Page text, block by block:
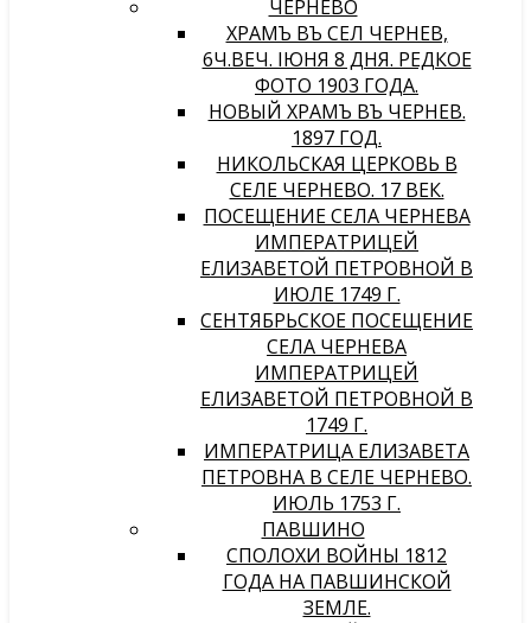
ЧЕРНЕВО
ХРАМЪ ВЪ СЕЛѢ ЧЕРНЕВѢ,
6Ч.ВЕЧ. IЮНЯ 8 ДНЯ. РЕДКОЕ
ФОТО 1903 ГОДА.
НОВЫЙ ХРАМЪ ВЪ ЧЕРНЕВѢ.
1897 ГОД.
НИКОЛЬСКАЯ ЦЕРКОВЬ В
СЕЛЕ ЧЕРНЕВО. 17 ВЕК.
ПОСЕЩЕНИЕ СЕЛА ЧЕРНЕВА
ИМПЕРАТРИЦЕЙ
ЕЛИЗАВЕТОЙ ПЕТРОВНОЙ В
ИЮЛЕ 1749 Г.
СЕНТЯБРЬСКОЕ ПОСЕЩЕНИЕ
СЕЛА ЧЕРНЕВА
ИМПЕРАТРИЦЕЙ
ЕЛИЗАВЕТОЙ ПЕТРОВНОЙ В
1749 Г.
ИМПЕРАТРИЦА ЕЛИЗАВЕТА
ПЕТРОВНА В СЕЛЕ ЧЕРНЕВО.
ИЮЛЬ 1753 Г.
ПАВШИНО
СПОЛОХИ ВОЙНЫ 1812
ГОДА НА ПАВШИНСКОЙ
ЗЕМЛЕ.